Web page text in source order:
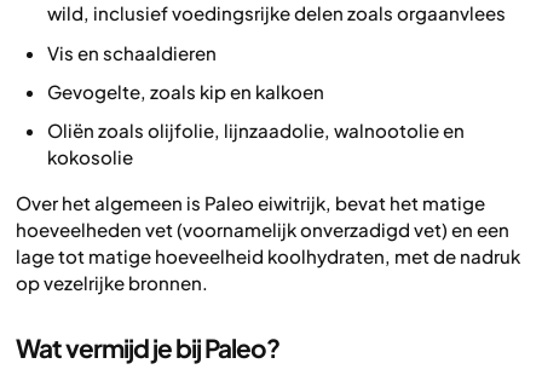
wild, inclusief voedingsrijke delen zoals orgaanvlees
Vis en schaaldieren
Gevogelte, zoals kip en kalkoen
Oliën zoals olijfolie, lijnzaadolie, walnootolie en
kokosolie
Over het algemeen is Paleo eiwitrijk, bevat het matige
hoeveelheden vet (voornamelijk onverzadigd vet) en een
lage tot matige hoeveelheid koolhydraten, met de nadruk
op vezelrijke bronnen.
Wat vermijd je bij Paleo?